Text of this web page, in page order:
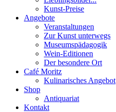
Kunst-Preise
Angebote
Veranstaltungen
Zur Kunst unterwegs
Museumspädagogik
Wein-Editionen
Der besondere Ort
Café Moritz
Kulinarisches Angebot
Shop
Antiquariat
Kontakt